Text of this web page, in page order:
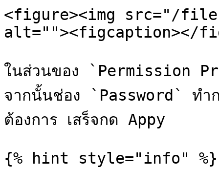
<figure><img src="/files/
alt=""><figcaption></
ในส่วนของ `Permission
จากนั้นช่อง `Password` ทำ
ต้องการ เสร็จกด Appy
{% hint style="info" %}